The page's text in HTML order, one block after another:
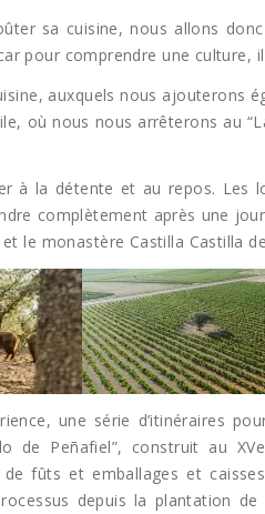
sa cuisine, nous allons
pour comprendre une culture,
auxquels nous ajouterons
où nous nous arrêterons au
à la détente et au repos.
complètement après une
le monastère Castilla Castilla
une série d’itinéraires
de Peñafiel”, construit au
fûts et emballages et
depuis la plantation